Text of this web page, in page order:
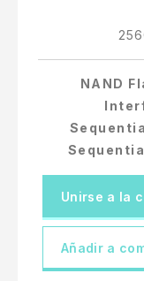
NAND
Unirse a la
Añadir a